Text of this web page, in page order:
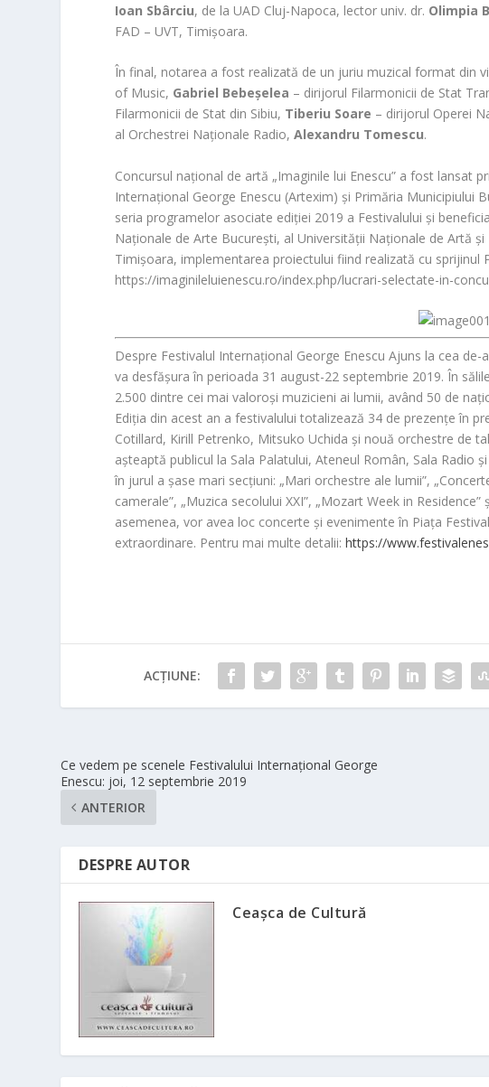
Ioan Sbârciu, de la UAD Cluj-Napoca, lector univ. dr. Olimpia
FAD – UVT, Timișoara.
În final, notarea a fost realizată de un juriu muzical format din
of Music, Gabriel Bebeșelea – dirijorul Filarmonicii de Stat
Filarmonicii de Stat din Sibiu, Tiberiu Soare – dirijorul Operei
al Orchestrei Naționale Radio,Alexandru Tomescu.
Concursul național de artă „Imaginile lui Enescu” a fost lansat
Internațional George Enescu (Artexim) și Primăria Municipiului
seria programelor asociate ediției 2019 a Festivalului și
Naționale de Arte București, al Universității Naționale de Artă
Timișoara, implementarea proiectului fiind realizată cu sprijinul
https://imaginileluienescu.ro/index.php/lucrari-selectate-in-
Despre Festivalul Internațional George Enescu Ajuns la cea de-
va desfășura în perioada 31 august-22 septembrie 2019. În
2.500 dintre cei mai valoroși muzicieni ai lumii, având 50 de
Ediția din acest an a festivalului totalizează 34 de prezențe în
Cotillard, Kirill Petrenko, Mitsuko Uchida și nouă orchestre de
așteaptă publicul la Sala Palatului, Ateneul Român, Sala Radio
în jurul a șase mari secțiuni: „Mari orchestre ale lumii”,
camerale”, „Muzica secolului XXI”, „Mozart Week in
asemenea, vor avea loc concerte și evenimente în Piața
extraordinare. Pentru mai multe detalii:https://
ACȚIUNE:
Ce vedem pe scenele Festivalului Internațional George
Enescu: joi, 12 septembrie 2019
ANTERIOR
DESPRE AUTOR
Ceașca de Cultură